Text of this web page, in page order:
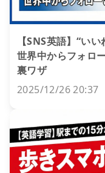
【SNS英語】“い
世界中からフォロ
裏ワザ
2025/12/26 20:37